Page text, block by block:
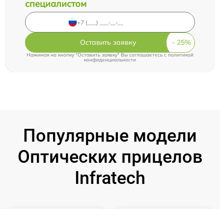
специалистом
Оставить заявку
Нажимая на кнопку "Оставить заявку" Вы соглашаетесь c политикой
конфиденциальности
Популярные модели
Оптических прицелов
Infratech